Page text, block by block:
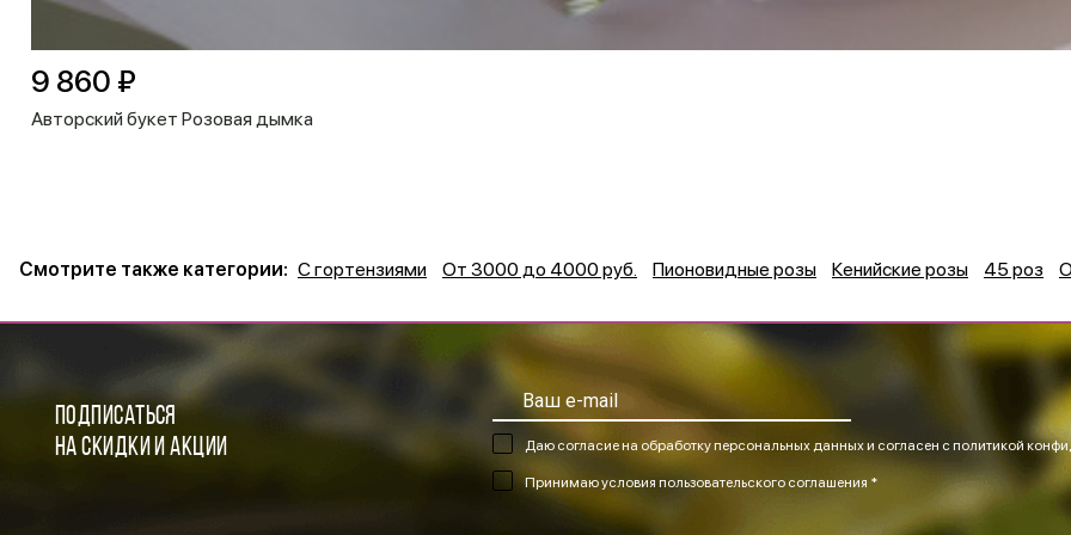
Авторский букет Розовая дымка
9 860 ₽
Смотрите также категории: С гортензиями От 3000 до 4000 руб. Пионовидные розы Кенийские розы 45 роз
ПОДПИСАТЬСЯ
НА СКИДКИ И АКЦИИ
Даю согласие на обработку персональных данных и согласен с политикой
Принимаюусловия пользовательского соглашения *